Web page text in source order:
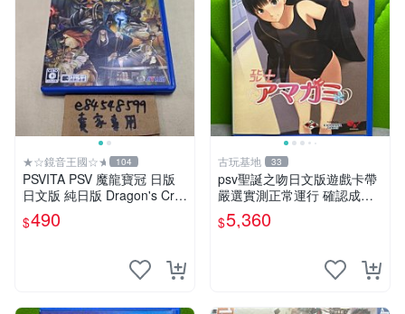
★☆鏡音王國☆★ 104
PSVITA PSV 魔龍寶冠 日版
日文版 純日版 Dragon's Cro
wn 香草社 Atlus
$490
古玩基地 33
psv聖誕之吻日文版遊戲卡帶
嚴選實測正常運行 確認成色
拍下即發 聖誕之吻 日文 psv
游戲
$5,360